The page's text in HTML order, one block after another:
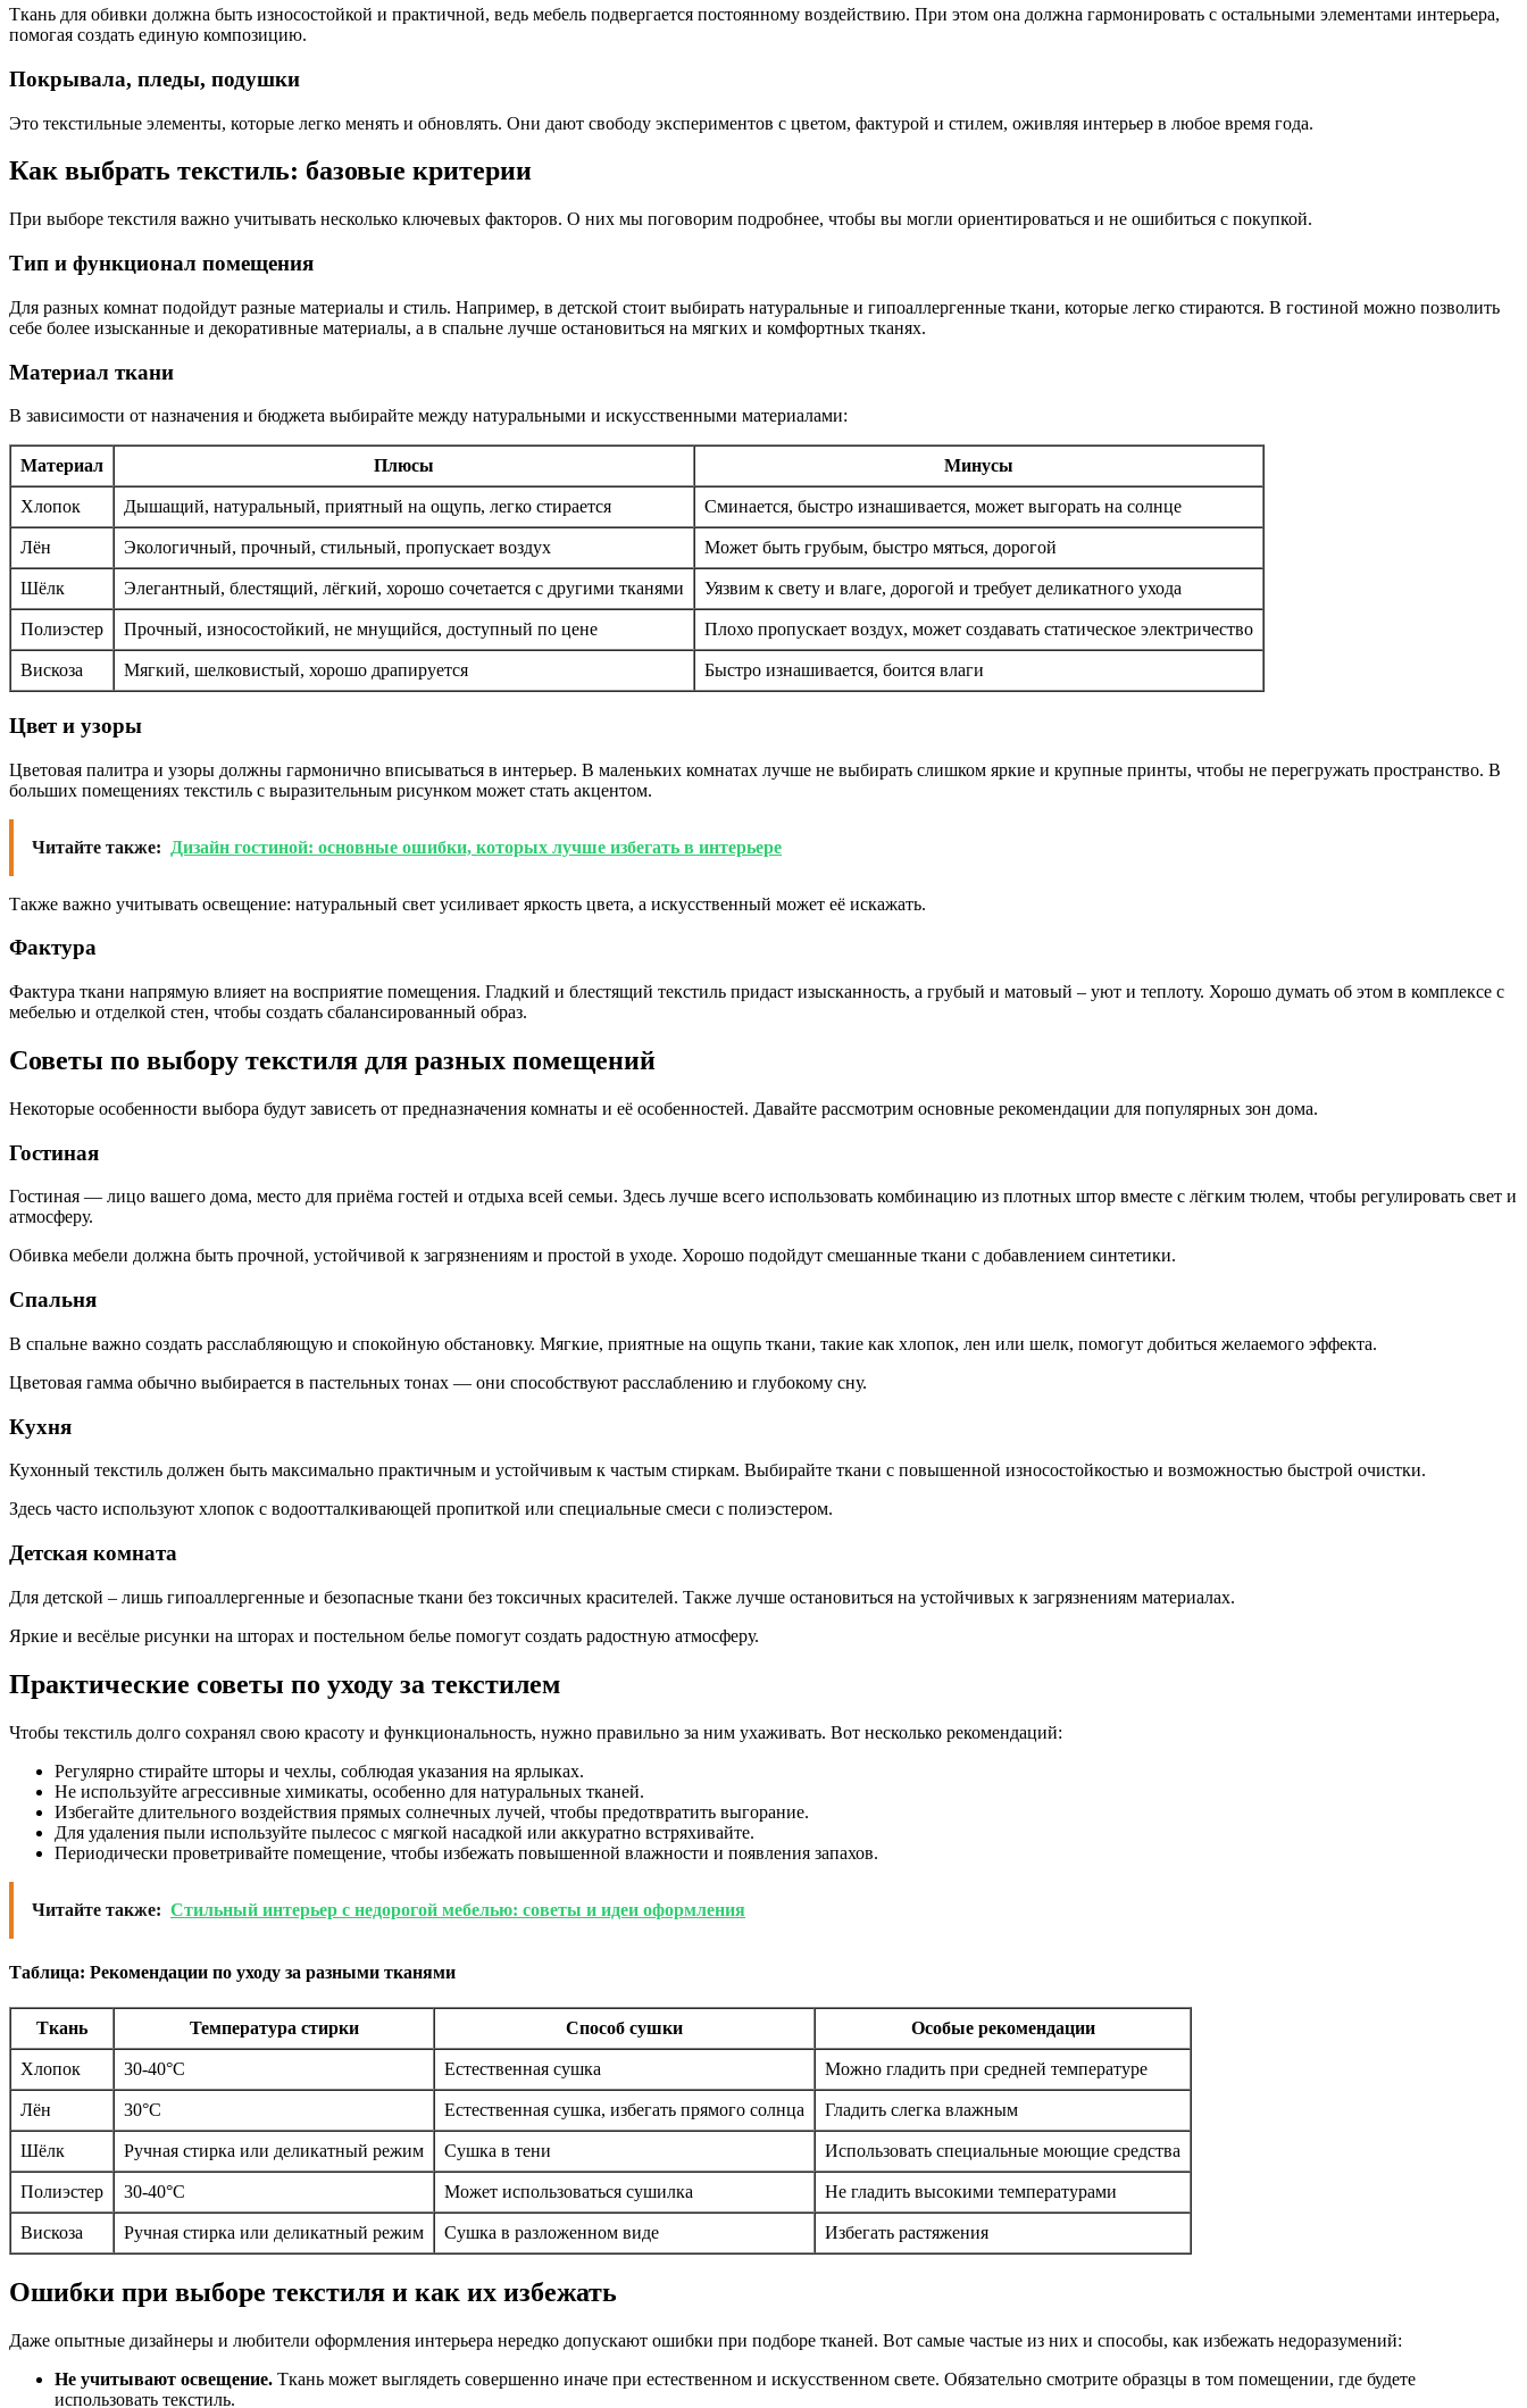
Ткань для обивки должна быть износостойкой и практичной, ведь мебель подвергается постоянному воздействию. При этом она должна гармонировать с остальными элементами интерьера,
помогая создать единую композицию.
Покрывала, пледы, подушки
Это текстильные элементы, которые легко менять и обновлять. Они дают свободу экспериментов с цветом, фактурой и стилем, оживляя интерьер в любое время года.
Как выбрать текстиль: базовые критерии
При выборе текстиля важно учитывать несколько ключевых факторов. О них мы поговорим подробнее, чтобы вы могли ориентироваться и не ошибиться с покупкой.
Тип и функционал помещения
Для разных комнат подойдут разные материалы и стиль. Например, в детской стоит выбирать натуральные и гипоаллергенные ткани, которые легко стираются. В гостиной можно позволить
себе более изысканные и декоративные материалы, а в спальне лучше остановиться на мягких и комфортных тканях.
Материал ткани
В зависимости от назначения и бюджета выбирайте между натуральными и искусственными материалами:
Материал Плюсы Минусы
Хлопок Дышащий, натуральный, приятный на ощупь, легко стирается Сминается, быстро изнашивается, может выгорать на солнце
Лён Экологичный, прочный, стильный, пропускает воздух Может быть грубым, быстро мяться, дорогой
Шёлк Элегантный, блестящий, лёгкий, хорошо сочетается с другими тканями Уязвим к свету и влаге, дорогой и требует деликатного ухода
Полиэстер Прочный, износостойкий, не мнущийся, доступный по цене Плохо пропускает воздух, может создавать статическое электричество
Вискоза Мягкий, шелковистый, хорошо драпируется Быстро изнашивается, боится влаги
Цвет и узоры
Цветовая палитра и узоры должны гармонично вписываться в интерьер. В маленьких комнатах лучше не выбирать слишком яркие и крупные принты, чтобы не перегружать пространство. В
больших помещениях текстиль с выразительным рисунком может стать акцентом.
Читайте также: Дизайн гостиной: основные ошибки, которых лучше избегать в интерьере
Также важно учитывать освещение: натуральный свет усиливает яркость цвета, а искусственный может её искажать.
Фактура
Фактура ткани напрямую влияет на восприятие помещения. Гладкий и блестящий текстиль придаст изысканность, а грубый и матовый – уют и теплоту. Хорошо думать об этом в комплексе с
мебелью и отделкой стен, чтобы создать сбалансированный образ.
Советы по выбору текстиля для разных помещений
Некоторые особенности выбора будут зависеть от предназначения комнаты и её особенностей. Давайте рассмотрим основные рекомендации для популярных зон дома.
Гостиная
Гостиная — лицо вашего дома, место для приёма гостей и отдыха всей семьи. Здесь лучше всего использовать комбинацию из плотных штор вместе с лёгким тюлем, чтобы регулировать свет и
атмосферу.
Обивка мебели должна быть прочной, устойчивой к загрязнениям и простой в уходе. Хорошо подойдут смешанные ткани с добавлением синтетики.
Спальня
В спальне важно создать расслабляющую и спокойную обстановку. Мягкие, приятные на ощупь ткани, такие как хлопок, лен или шелк, помогут добиться желаемого эффекта.
Цветовая гамма обычно выбирается в пастельных тонах — они способствуют расслаблению и глубокому сну.
Кухня
Кухонный текстиль должен быть максимально практичным и устойчивым к частым стиркам. Выбирайте ткани с повышенной износостойкостью и возможностью быстрой очистки.
Здесь часто используют хлопок с водоотталкивающей пропиткой или специальные смеси с полиэстером.
Детская комната
Для детской – лишь гипоаллергенные и безопасные ткани без токсичных красителей. Также лучше остановиться на устойчивых к загрязнениям материалах.
Яркие и весёлые рисунки на шторах и постельном белье помогут создать радостную атмосферу.
Практические советы по уходу за текстилем
Чтобы текстиль долго сохранял свою красоту и функциональность, нужно правильно за ним ухаживать. Вот несколько рекомендаций:
Регулярно стирайте шторы и чехлы, соблюдая указания на ярлыках.
Не используйте агрессивные химикаты, особенно для натуральных тканей.
Избегайте длительного воздействия прямых солнечных лучей, чтобы предотвратить выгорание.
Для удаления пыли используйте пылесос с мягкой насадкой или аккуратно встряхивайте.
Периодически проветривайте помещение, чтобы избежать повышенной влажности и появления запахов.
Читайте также: Стильный интерьер с недорогой мебелью: советы и идеи оформления
Таблица: Рекомендации по уходу за разными тканями
Ткань Температура стирки Способ сушки Особые рекомендации
Хлопок 30-40°C Естественная сушка Можно гладить при средней температуре
Лён 30°C Естественная сушка, избегать прямого солнца Гладить слегка влажным
Шёлк Ручная стирка или деликатный режим Сушка в тени Использовать специальные моющие средства
Полиэстер 30-40°C Может использоваться сушилка Не гладить высокими температурами
Вискоза Ручная стирка или деликатный режим Сушка в разложенном виде Избегать растяжения
Ошибки при выборе текстиля и как их избежать
Даже опытные дизайнеры и любители оформления интерьера нередко допускают ошибки при подборе тканей. Вот самые частые из них и способы, как избежать недоразумений:
Не учитывают освещение. Ткань может выглядеть совершенно иначе при естественном и искусственном свете. Обязательно смотрите образцы в том помещении, где будете
использовать текстиль.